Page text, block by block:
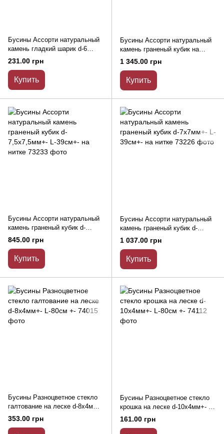
Бусины Ассорти натуральный
камень гладкий шарик d-6
мм+- на нитке L-39см+-
231.00 грн
Купить
Бусины Ассорти натуральный
камень граненый кубик на
нитке d-9х9 мм+- L - 38см+-
1 345.00 грн
Купить
Бусины Ассорти натуральный
камень граненый кубик d-
7,5х7,5мм+- L-39см+- на нитке
845.00 грн
Купить
Бусины Ассорти натуральный
камень граненый кубик d-
7х7мм+- L-39см+- на нитке
1 037.00 грн
Купить
Бусины Разноцветное стекло
галтование на леске d-8х4мм+-
L-80см +-
353.00 грн
Бусины Разноцветное стекло
крошка на леске d-10х4мм+- L-
80см +-
161.00 грн